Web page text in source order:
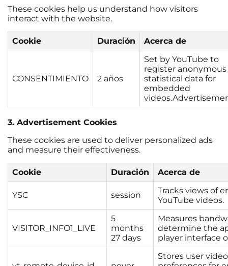
These cookies help us understand how visitors
interact with the website.
Cookie Duración Acerca de
CONSENTIMIENTO 2 años
Set by YouTube to
register anonymous
statistical data for
embedded
3. Advertisement Cookies
These cookies are used to deliver personalized ads
and measure their effectiveness.
Cookie Duración Acerca de
YSC session
Tracks views of
YouTube videos.
VISITOR_INFO1_LIVE
5
months
27 days
Measures
determine the
player interface
Stores user video